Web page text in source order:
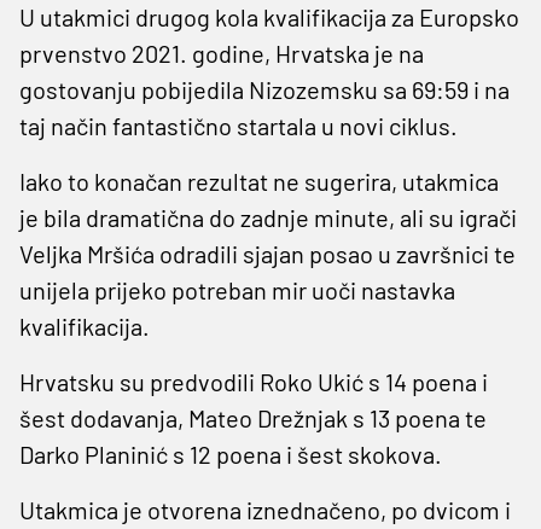
U utakmici drugog kola kvalifikacija za Europsko
prvenstvo 2021. godine, Hrvatska je na
gostovanju pobijedila Nizozemsku sa 69:59 i na
taj način fantastično startala u novi ciklus.
Iako to konačan rezultat ne sugerira, utakmica
je bila dramatična do zadnje minute, ali su igrači
Veljka Mršića odradili sjajan posao u završnici te
unijela prijeko potreban mir uoči nastavka
kvalifikacija.
Hrvatsku su predvodili Roko Ukić s 14 poena i
šest dodavanja, Mateo Drežnjak s 13 poena te
Darko Planinić s 12 poena i šest skokova.
Utakmica je otvorena iznednačeno, po dvicom i